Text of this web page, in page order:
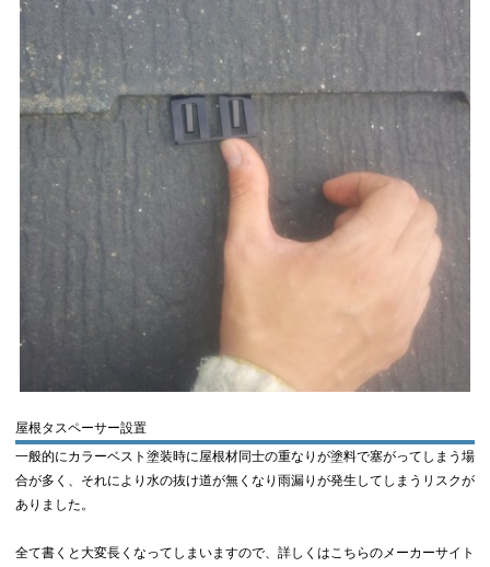
屋根タスペーサー設置
一般的にカラーベスト塗装時に屋根材同士の重なりが塗料で塞がってしまう場
合が多く、それにより水の抜け道が無くなり雨漏りが発生してしまうリスクが
ありました。
全て書くと大変長くなってしまいますので、詳しくはこちらのメーカーサイト